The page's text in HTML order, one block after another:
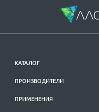
КАТАЛОГ
ПРОИЗВОДИТЕЛИ
ПРИМЕНЕНИЯ